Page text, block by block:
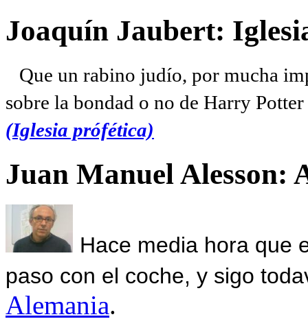
Joaquín Jaubert:
Que un rabino judío, por mucha
sobre la bondad o no de Harry
(Iglesia prófética)
Juan Manuel Alesson:
Hace media hora que
paso con el coche, y sigo
Alemania.